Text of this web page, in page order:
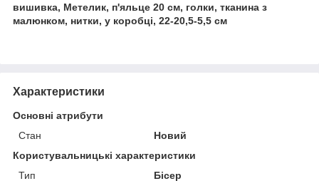
вишивка, Метелик, п'яльце 20 см, голки, тканина з
малюнком, нитки, у коробці, 22-20,5-5,5 см
Характеристики
Основні атрибути
Стан
Новий
Користувальницькі характеристики
Тип
Бісер